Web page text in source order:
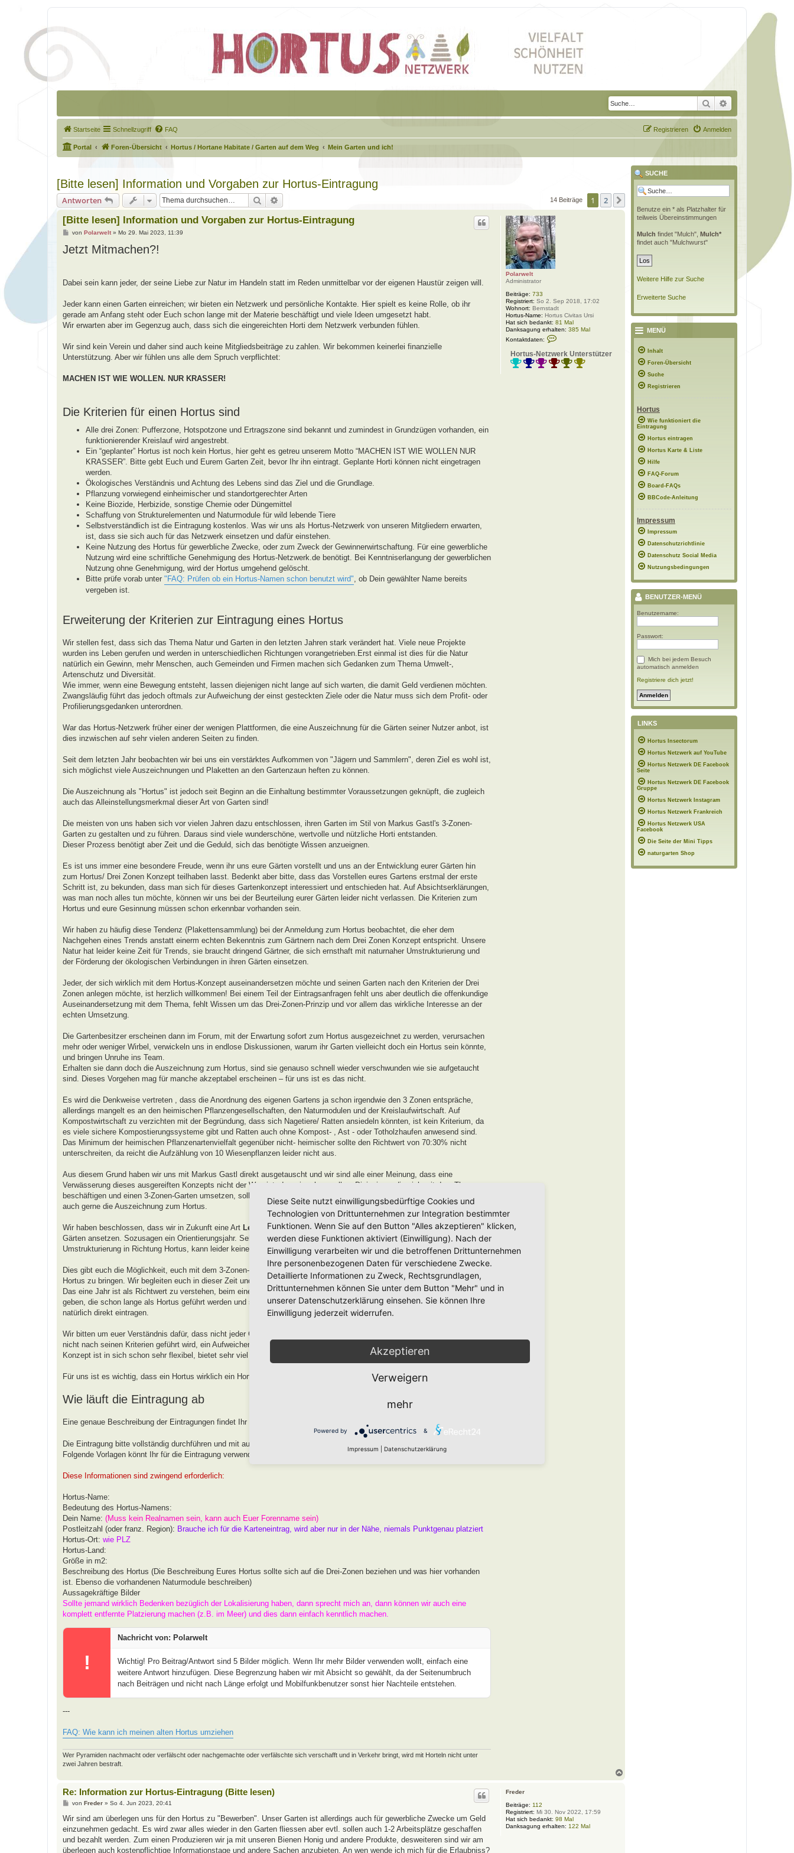
Suche Erweiterte Suche
Startseite Schnellzugriff FAQ Anmelden
Registrieren
Portal Foren-Übersicht Hortus / Hortane Habitate / Garten auf dem Weg Mein Garten und ich!
[Bitte lesen] Information und Vorgaben zur Hortus-Eintragung
Antworten Suche 14 Beiträge 1 2
Polarwelt
Administrator
Beiträge: 733
Registriert: So 2. Sep 2018, 17:02
Wohnort: Bernstadt
Hortus-Name: Hortus Civitas Ursi
Hat sich bedankt: 81 Mal
Danksagung erhalten: 385 Mal
Kontaktdaten:
t
a
Hortus-Netzwerk Unterstützer
[Bitte lesen] Information und Vorgaben zur Hortus-Eintragung
B
i
t
von Polarwelt» Mo 29. Mai 2023, 11:39
Jetzt Mitmachen?!
Dabei sein kann jeder, der seine Liebe zur Natur im Handeln statt im Reden unmittelbar vor der eigenen Haustür zeigen will.
Jeder kann einen Garten einreichen; wir bieten ein Netzwerk und persönliche Kontakte. Hier spielt es keine Rolle, ob ihr
gerade am Anfang steht oder Euch schon lange mit der Materie beschäftigt und viele Ideen umgesetzt habt.
Wir erwarten aber im Gegenzug auch, dass sich die eingereichten Horti dem Netzwerk verbunden fühlen.
Wir sind kein Verein und daher sind auch keine Mitgliedsbeiträge zu zahlen. Wir bekommen keinerlei finanzielle
Unterstützung. Aber wir fühlen uns alle dem Spruch verpflichtet:
MACHEN IST WIE WOLLEN. NUR KRASSER!
Die Kriterien für einen Hortus sind
Alle drei Zonen: Pufferzone, Hotspotzone und Ertragszone sind bekannt und zumindest in Grundzügen vorhanden, ein
funktionierender Kreislauf wird angestrebt.
Ein “geplanter” Hortus ist noch kein Hortus, hier geht es getreu unserem Motto “MACHEN IST WIE WOLLEN NUR
KRASSER”. Bitte gebt Euch und Eurem Garten Zeit, bevor Ihr ihn eintragt. Geplante Horti können nicht eingetragen
werden.
Ökologisches Verständnis und Achtung des Lebens sind das Ziel und die Grundlage.
Pflanzung vorwiegend einheimischer und standortgerechter Arten
Keine Biozide, Herbizide, sonstige Chemie oder Düngemittel
Schaffung von Strukturelementen und Naturmodule für wild lebende Tiere
Selbstverständlich ist die Eintragung kostenlos. Was wir uns als Hortus-Netzwerk von unseren Mitgliedern erwarten,
ist, dass sie sich auch für das Netzwerk einsetzen und dafür einstehen.
Keine Nutzung des Hortus für gewerbliche Zwecke, oder zum Zweck der Gewinnerwirtschaftung. Für eine gewerbliche
Nutzung wird eine schriftliche Genehmigung des Hortus-Netzwerk.de benötigt. Bei Kenntniserlangung der gewerblichen
Nutzung ohne Genehmigung, wird der Hortus umgehend gelöscht.
Bitte prüfe vorab unter "FAQ: Prüfen ob ein Hortus-Namen schon benutzt wird", ob Dein gewählter Name bereits
vergeben ist.
Erweiterung der Kriterien zur Eintragung eines Hortus
Wir stellen fest, dass sich das Thema Natur und Garten in den letzten Jahren stark verändert hat. Viele neue Projekte
wurden ins Leben gerufen und werden in unterschiedlichen Richtungen vorangetrieben.Erst einmal ist dies für die Natur
natürlich ein Gewinn, mehr Menschen, auch Gemeinden und Firmen machen sich Gedanken zum Thema Umwelt-,
Artenschutz und Diversität.
Wie immer, wenn eine Bewegung entsteht, lassen diejenigen nicht lange auf sich warten, die damit Geld verdienen möchten.
Zwangsläufig führt das jedoch oftmals zur Aufweichung der einst gesteckten Ziele oder die Natur muss sich dem Profit- oder
Profilierungsgedanken unterordnen.
War das Hortus-Netzwerk früher einer der wenigen Plattformen, die eine Auszeichnung für die Gärten seiner Nutzer anbot, ist
dies inzwischen auf sehr vielen anderen Seiten zu finden.
Seit dem letzten Jahr beobachten wir bei uns ein verstärktes Aufkommen von "Jägern und Sammlern", deren Ziel es wohl ist,
sich möglichst viele Auszeichnungen und Plaketten an den Gartenzaun heften zu können.
Die Auszeichnung als "Hortus" ist jedoch seit Beginn an die Einhaltung bestimmter Voraussetzungen geknüpft, die zugleich
auch das Alleinstellungsmerkmal dieser Art von Garten sind!
Die meisten von uns haben sich vor vielen Jahren dazu entschlossen, ihren Garten im Stil von Markus Gastl's 3-Zonen-
Garten zu gestalten und zu führen. Daraus sind viele wunderschöne, wertvolle und nützliche Horti entstanden.
Dieser Prozess benötigt aber Zeit und die Geduld, sich das benötigte Wissen anzueignen.
Es ist uns immer eine besondere Freude, wenn ihr uns eure Gärten vorstellt und uns an der Entwicklung eurer Gärten hin
zum Hortus/ Drei Zonen Konzept teilhaben lasst. Bedenkt aber bitte, dass das Vorstellen eures Gartens erstmal der erste
Schritt ist, zu bekunden, dass man sich für dieses Gartenkonzept interessiert und entschieden hat. Auf Absichtserklärungen,
was man noch alles tun möchte, können wir uns bei der Beurteilung eurer Gärten leider nicht verlassen. Die Kriterien zum
Hortus und eure Gesinnung müssen schon erkennbar vorhanden sein.
Wir haben zu häufig diese Tendenz (Plakettensammlung) bei der Anmeldung zum Hortus beobachtet, die eher dem
Nachgehen eines Trends anstatt einerm echten Bekenntnis zum Gärtnern nach dem Drei Zonen Konzept entspricht. Unsere
Natur hat leider keine Zeit für Trends, sie braucht dringend Gärtner, die sich ernsthaft mit naturnaher Umstrukturierung und
der Förderung der ökologischen Verbindungen in ihren Gärten einsetzen.
Jeder, der sich wirklich mit dem Hortus-Konzept auseinandersetzen möchte und seinen Garten nach den Kriterien der Drei
Zonen anlegen möchte, ist herzlich willkommen! Bei einem Teil der Eintragsanfragen fehlt uns aber deutlich die offenkundige
Auseinandersetzung mit dem Thema, fehlt Wissen um das Drei-Zonen-Prinzip und vor allem das wirkliche Interesse an der
echten Umsetzung.
Die Gartenbesitzer erscheinen dann im Forum, mit der Erwartung sofort zum Hortus ausgezeichnet zu werden, verursachen
mehr oder weniger Wirbel, verwickeln uns in endlose Diskussionen, warum ihr Garten vielleicht doch ein Hortus sein könnte,
und bringen Unruhe ins Team.
Erhalten sie dann doch die Auszeichnung zum Hortus, sind sie genauso schnell wieder verschwunden wie sie aufgetaucht
sind. Dieses Vorgehen mag für manche akzeptabel erscheinen – für uns ist es das nicht.
Es wird die Denkweise vertreten , dass die Anordnung des eigenen Gartens ja schon irgendwie den 3 Zonen entspräche,
allerdings mangelt es an den heimischen Pflanzengesellschaften, den Naturmodulen und der Kreislaufwirtschaft. Auf
Kompostwirtschaft zu verzichten mit der Begründung, dass sich Nagetiere/ Ratten ansiedeln könnten, ist kein Kriterium, da
es viele sichere Kompostierungssysteme gibt und Ratten auch ohne Kompost- , Ast - oder Totholzhaufen anwesend sind.
Das Minimum der heimischen Pflanzenartenvielfalt gegenüber nicht- heimischer sollte den Richtwert von 70:30% nicht
unterschreiten, da reicht die Aufzählung von 10 Wiesenpflanzen leider nicht aus.
Aus diesem Grund haben wir uns mit Markus Gastl direkt ausgetauscht und wir sind alle einer Meinung, dass eine
Verwässerung dieses ausgereiften Konzepts nicht der Weg ist, den wir gehen wollen. Diejenigen, die sich mit dem Thema
beschäftigen und einen 3-Zonen-Garten umsetzen, sollen mit recht Stolz auf ihr Werk sein können, und an die verleihen wir
auch gerne die Auszeichnung zum Hortus.
Wir haben beschlossen, dass wir in Zukunft eine Art Lehr- und Entwicklungszeit von einem Jahrfür neu eingereichte
Gärten ansetzen. Sozusagen ein Orientierungsjahr. Sehen wir in dieser Zeit keinerlei Weiterentwicklung oder
Umstrukturierung in Richtung Hortus, kann leider keine Auszeichnung von uns ausgesprochen werden.
Dies gibt euch die Möglichkeit, euch mit dem 3-Zonen-Modell auseinanderzusetzen und euren Garten auf den Weg zu einem
Hortus zu bringen. Wir begleiten euch in dieser Zeit und werden euch mit Tipps und Tricks unterstützen.
Das eine Jahr ist als Richtwert zu verstehen, beim einen mag es länger, beim anderen kürzer sein. Es mag auch Gärten
geben, die schon lange als Hortus geführt werden und sich nach Jahren einfach eintragen lassen möchten, diese werden wir
natürlich direkt eintragen.
Wir bitten um euer Verständnis dafür, dass nicht jeder Garten den " Namen HORTUS nach Markus Gastl" tragen kann, der
nicht nach seinen Kriterien geführt wird, ein Aufweichen oder Beugen der Kriterien ist nicht zielführend. Das Drei Zonen
Konzept ist in sich schon sehr flexibel, bietet sehr viel Raum und ausreichend Chancen zur Entwicklung.
Für uns ist es wichtig, dass ein Hortus wirklich ein Hortus ist und kein Garten, an dem ein Schild hängt.
Wie läuft die Eintragung ab
Eine genaue Beschreibung der Eintragungen findet Ihr unter Wie funktioniert die Eintragung Eurer Gartenprojekte
Die Eintragung bitte vollständig durchführen und mit aussagekräftigen Fotos unterlegen.
Folgende Vorlagen könnt Ihr für die Eintragung verwenden.
Diese Informationen sind zwingend erforderlich:
Hortus-Name:
Bedeutung des Hortus-Namens:
Dein Name: (Muss kein Realnamen sein, kann auch Euer Forenname sein)
Postleitzahl (oder franz. Region): Brauche ich für die Karteneintrag, wird aber nur in der Nähe, niemals Punktgenau platziert
Hortus-Ort: wie PLZ
Hortus-Land:
Größe in m2:
Beschreibung des Hortus (Die Beschreibung Eures Hortus sollte sich auf die Drei-Zonen beziehen und was hier vorhanden
ist. Ebenso die vorhandenen Naturmodule beschreiben)
Aussagekräftige Bilder
Sollte jemand wirklich Bedenken bezüglich der Lokalisierung haben, dann sprecht mich an, dann können wir auch eine
komplett entfernte Platzierung machen (z.B. im Meer) und dies dann einfach kenntlich machen.
!
Nachricht von: Polarwelt
Wichtig! Pro Beitrag/Antwort sind 5 Bilder möglich. Wenn Ihr mehr Bilder verwenden wollt, einfach eine
weitere Antwort hinzufügen. Diese Begrenzung haben wir mit Absicht so gewählt, da der Seitenumbruch
nach Beiträgen und nicht nach Länge erfolgt und Mobilfunkbenutzer sonst hier Nachteile entstehen.
---
FAQ: Wie kann ich meinen alten Hortus umziehen
Wer Pyramiden nachmacht oder verfälscht oder nachgemachte oder verfälschte sich verschafft und in Verkehr bringt, wird mit Horteln nicht unter
zwei Jahren bestraft.
Freder
Beiträge: 112
Registriert: Mi 30. Nov 2022, 17:59
Hat sich bedankt: 98 Mal
Danksagung erhalten: 122 Mal
Re: Information zur Hortus-Eintragung (Bitte lesen)
B
i
r
a
von Freder» So 4. Jun 2023, 20:41
Wir sind am überlegen uns für den Hortus zu "Bewerben". Unser Garten ist allerdings auch für gewerbliche Zwecke um Geld
einzunehmen gedacht. Es wird zwar alles wieder in den Garten fliessen aber evtl. sollen auch 1-2 Arbeitsplätze geschaffen
und bezahlt werden. Zum einen Produzieren wir ja mit unseren Bienen Honig und andere Produkte, desweiteren sind wir am
überlegen auch kostenpflichtige Informationstage und andere Sachen anzubieten. An wen wende ich mich für die Erlaubniss?
SUCHE
Benutze ein * als Platzhalter für
teilweis Übereinstimmungen
Mulch findet "Mulch", Mulch*
findet auch "Mulchwurst"
Weitere Hilfe zur Suche
Erweiterte Suche
MENÜ
Inhalt
Foren-Übersicht
Suche
Registrieren
Hortus
Wie funktioniert die
Eintragung
Hortus eintragen
Hortus Karte & Liste
Hilfe
FAQ-Forum
Board-FAQs
BBCode-Anleitung
Impressum
Impressum
Datenschutzrichtlinie
Datenschutz Social Media
Nutzungsbedingungen
BENUTZER-MENÜ
Benutzername:
Passwort:
Mich bei jedem Besuch
automatisch anmelden
Registriere dich jetzt!
LINKS
Hortus Insectorum
Hortus Netzwerk auf YouTube
Hortus Netzwerk DE Facebook
Seite
Hortus Netzwerk DE Facebook
Gruppe
Hortus Netzwerk Instagram
Hortus Netzwerk Frankreich
Hortus Netzwerk USA
Facebook
Die Seite der Mini Tipps
naturgarten Shop
Diese Seite nutzt einwilligungsbedürftige Cookies und
Technologien von Drittunternehmen zur Integration bestimmter
Funktionen. Wenn Sie auf den Button "Alles akzeptieren" klicken,
werden diese Funktionen aktiviert (Einwilligung). Nach der
Einwilligung verarbeiten wir und die betroffenen Drittunternehmen
Ihre personenbezogenen Daten für verschiedene Zwecke.
Detaillierte Informationen zu Zweck, Rechtsgrundlagen,
Drittunternehmen können Sie unter dem Button "Mehr" und in
unserer Datenschutzerklärung einsehen. Sie können Ihre
Einwilligung jederzeit widerrufen.
Akzeptieren
Verweigern
mehr
Powered by &
Impressum Datenschutzerklärung